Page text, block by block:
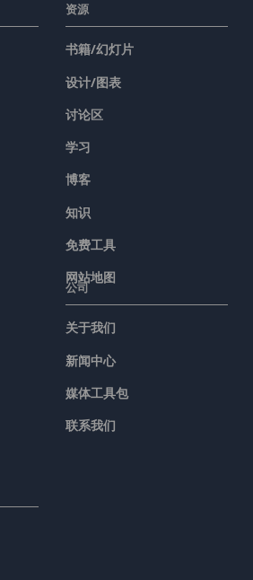
资源
书籍/幻灯片
设计/图表
讨论区
学习
博客
知识
免费工具
网站地图
公司
关于我们
新闻中心
媒体工具包
联系我们